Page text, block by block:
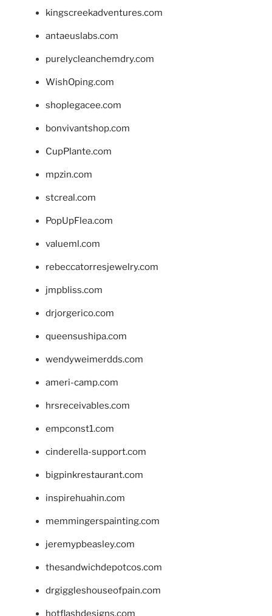
kingscreekadventures.com
antaeuslabs.com
purelycleanchemdry.com
WishOping.com
shoplegacee.com
bonvivantshop.com
CupPlante.com
mpzin.com
stcreal.com
PopUpFlea.com
valueml.com
rebeccatorresjewelry.com
jmpbliss.com
drjorgerico.com
queensushipa.com
wendyweimerdds.com
ameri-camp.com
hrsreceivables.com
empconst1.com
cinderella-support.com
bigpinkrestaurant.com
inspirehuahin.com
memmingerspainting.com
jeremypbeasley.com
thesandwichdepotcos.com
drgiggleshouseofpain.com
hotflashdesigns.com